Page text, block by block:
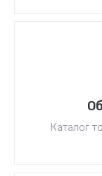
Каталог